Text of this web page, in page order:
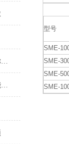
手持式智能蓄电池内阻测试仪你了解吗？
智能蓄电池内阻测试仪主要功能及特点
型号
SME-
SME-
SME-
SME-